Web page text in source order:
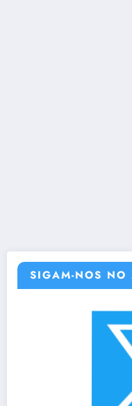
SIGAM-NOS NO